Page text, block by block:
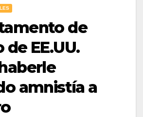
de
de EE.UU.
amnistía a